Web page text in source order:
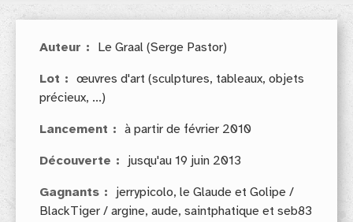
Auteur Le Graal (Serge Pastor)
Lot
œuvres d'art (sculptures, tableaux, objets
précieux, ...)
Lancement à partir de février 2010
Découverte jusqu'au 19 juin 2013
Gagnants
jerrypicolo, le Glaude et Golipe /
BlackTiger / argine, aude, saintphatique et seb83